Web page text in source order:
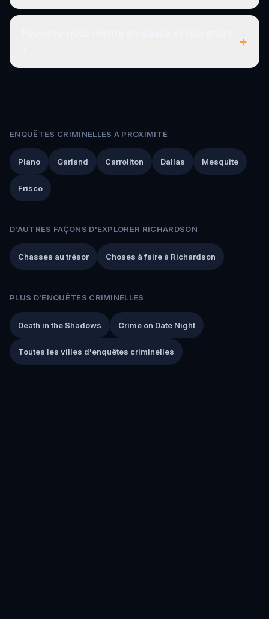
+
ENQUÊTES CRIMINELLES À PROXIMITÉ
Plano Garland Carrollton Dallas Mesquite
Frisco
D'AUTRES FAÇONS D'EXPLORER RICHARDSON
Chasses au trésor Choses à faire à Richardson
PLUS D'ENQUÊTES CRIMINELLES
Death in the Shadows Crime on Date Night
Toutes les villes d'enquêtes criminelles